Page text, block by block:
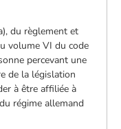
du règlement et
volume VI du code
percevant une
de la législation
à être affiliée à
régime allemand